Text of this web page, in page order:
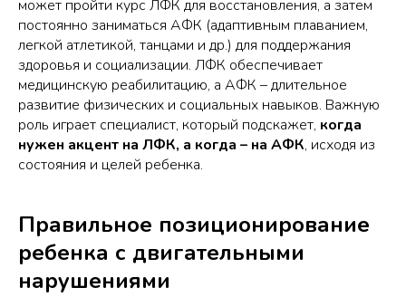
может пройти курс ЛФК для восстановления, а затем
постоянно заниматься АФК (адаптивным плаванием,
легкой атлетикой, танцами и др.) для поддержания
здоровья и социализации. ЛФК обеспечивает
медицинскую реабилитацию, а АФК – длительное
развитие физических и социальных навыков. Важную
роль играет специалист, который подскажет, когда
нужен акцент на ЛФК, а когда – на АФК, исходя из
состояния и целей ребенка.
Правильное позиционирование
ребенка с двигательными
нарушениями